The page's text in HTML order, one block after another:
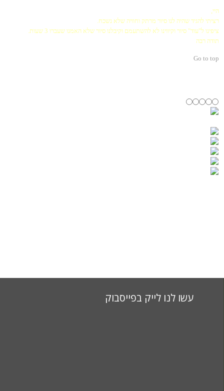
היי,
רציתי להגיד שהיה לנו סיור מרתק וחוויה שלא נשכח.
ציפינו ל"עוד" סיור וקיווינו לא להשתעמם וקיבלנו סיור שלא האמנו שעברו 3 שעות.
תודה רבה
Go to top
עשו לנו לייק בפייסבוק